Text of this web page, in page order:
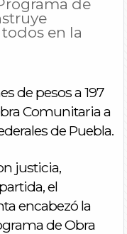
de
en la
de pesos a 197
Comunitaria a
de Puebla.
justicia,
el
encabezó la
de Obra